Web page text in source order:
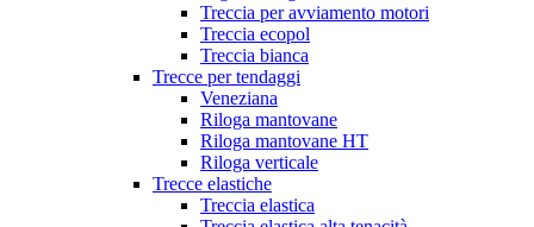
Treccia per avviamento motori
Treccia ecopol
Treccia bianca
Trecce per tendaggi
Veneziana
Riloga mantovane
Riloga mantovane HT
Riloga verticale
Trecce elastiche
Treccia elastica